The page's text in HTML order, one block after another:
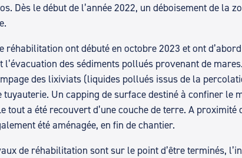
Dès le début de l’année 2022, un déboisement de la
réhabilitation ont débuté en octobre 2023 et ont
l’évacuation des sédiments pollués provenant de
des lixiviats (liquides pollués issus de la
tuyauterie. Un capping de surface destiné à confiner
tout a été recouvert d’une couche de terre. A
été aménagée, en fin de chantier.
de réhabilitation sont sur le point d’être terminés,